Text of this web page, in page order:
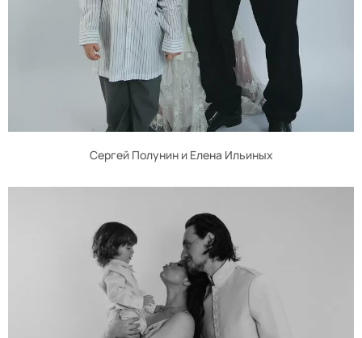
Сергей Полунин и Елена Ильиных